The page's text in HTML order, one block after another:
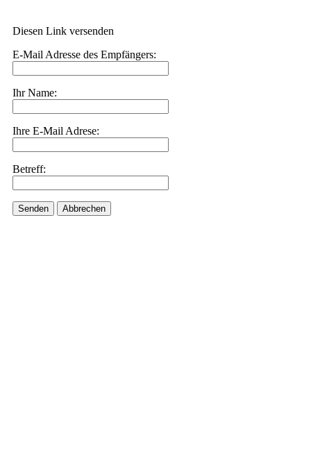
Diesen Link versenden
E-Mail Adresse des Empfängers:
Ihr Name:
Ihre E-Mail Adrese:
Betreff:
Senden Abbrechen